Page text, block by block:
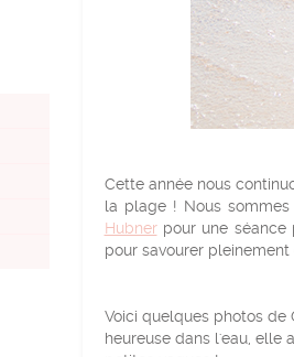
Cette année nous
la plage ! Nous
Hubnerpour une séance
pour savourer
Voici quelques photos de
heureuse dans l'eau, elle